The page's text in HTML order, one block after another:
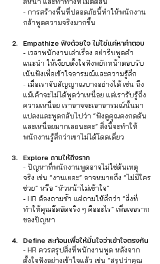
- การสร้างพื้นที่ปลอดภัยนี้ทำให้พนักงาน
กล้าพูดความจริงมากขึ้น
Empathize ฟังด้วยใจ ไม่ใช่แค่หาคำตอบ
- เวลาพนักงานเล่าเรื่อง อย่ารีบพูดคำ
แนะนำ ให้เงียบตั้งใจฟังพยักหน้าตอบรับ
เน้นฟังเพื่อเข้าใจอารมณ์และความรู้สึก
- เมื่อเราจับสัญญาณบางอย่างได้ เช่น ถึง
แม้เค้าจะไม่ได้พูดว่าเหนื่อย แต่เรารับรู้ถึง
ความเหนื่อย เราอาจจะเอาอารมณ์นั้นมา
แปลงและพูดกลับไปว่า “ฟังดูคุณคงกดดัน
และเหนื่อยมากเลยนะคะ” สิ่งนี้จะทำให้
พนักงานรู้สึกว่าเขาไม่ได้โดดเดี่ยว
Explore ถามให้ถึงราก
- ปัญหาที่พนักงานพูดอาจไม่ใช่ต้นเหตุ
จริง เช่น “งานเยอะ” อาจหมายถึง “ไม่มีใคร
ช่วย” หรือ “หัวหน้าไม่เข้าใจ”
- HR ต้องถามซ้ำ แต่ถามให้ลึกว่า “สิ่งที่
ทำให้คุณอึดอัดจริง ๆ คืออะไร” เพื่อเจอราก
ของปัญหา
Define สะท้อนเพื่อให้มั่นใจว่าเข้าใจตรงกัน
- HR ควรสรุปสิ่งที่พนักงานพูด หลังจาก
ตั้งใจฟังอย่างเข้าใจแล้ว เช่น “สรุปว่าคุณ